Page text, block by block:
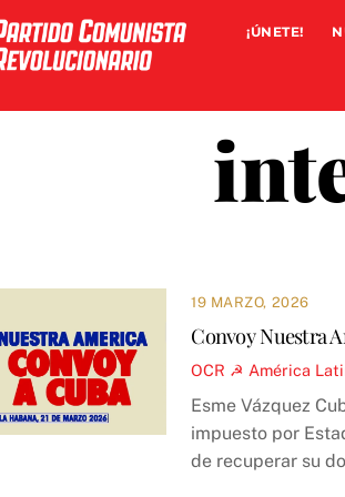
¡ÚNETE!
19 MARZO, 2026
Convoy Nuestra
OCR ☭ América
Esme Vázquez
impuesto por
de recuperar su